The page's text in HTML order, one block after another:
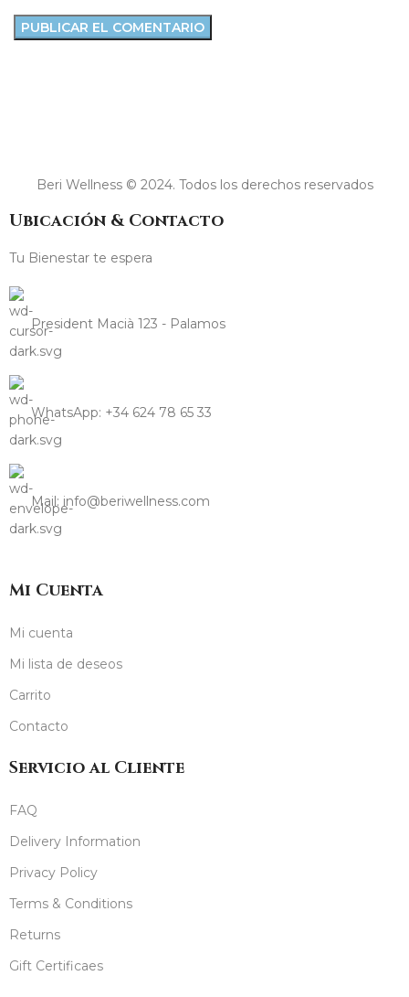
Beri Wellness © 2024. Todos los derechos reservados
Ubicación & Contacto
Tu Bienestar te espera
President Macià 123 - Palamos
WhatsApp: +34 624 78 65 33
Mail: info@beriwellness.com
Mi Cuenta
Mi cuenta
Mi lista de deseos
Carrito
Contacto
Servicio al Cliente
FAQ
Delivery Information
Privacy Policy
Terms & Conditions
Returns
Gift Certificaes